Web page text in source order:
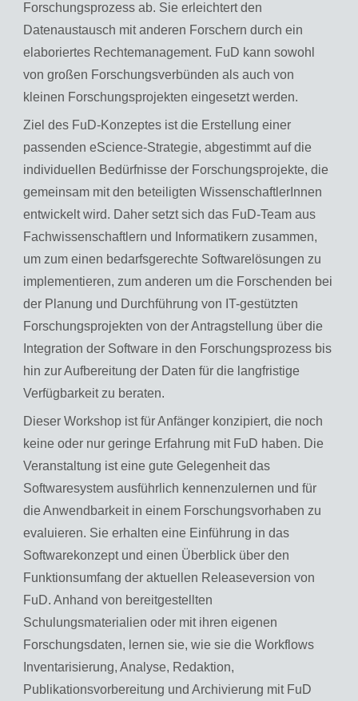
Forschungsprozess ab. Sie erleichtert den
Datenaustausch mit anderen Forschern durch ein
elaboriertes Rechtemanagement. FuD kann sowohl
von großen Forschungsverbünden als auch von
kleinen Forschungsprojekten eingesetzt werden.
Ziel des FuD-Konzeptes ist die Erstellung einer
passenden eScience-Strategie, abgestimmt auf die
individuellen Bedürfnisse der Forschungsprojekte, die
gemeinsam mit den beteiligten WissenschaftlerInnen
entwickelt wird. Daher setzt sich das FuD-Team aus
Fachwissenschaftlern und Informatikern zusammen,
um zum einen bedarfsgerechte Softwarelösungen zu
implementieren, zum anderen um die Forschenden bei
der Planung und Durchführung von IT-gestützten
Forschungsprojekten von der Antragstellung über die
Integration der Software in den Forschungsprozess bis
hin zur Aufbereitung der Daten für die langfristige
Verfügbarkeit zu beraten.
Dieser Workshop ist für Anfänger konzipiert, die noch
keine oder nur geringe Erfahrung mit FuD haben. Die
Veranstaltung ist eine gute Gelegenheit das
Softwaresystem ausführlich kennenzulernen und für
die Anwendbarkeit in einem Forschungsvorhaben zu
evaluieren. Sie erhalten eine Einführung in das
Softwarekonzept und einen Überblick über den
Funktionsumfang der aktuellen Releaseversion von
FuD. Anhand von bereitgestellten
Schulungsmaterialien oder mit ihren eigenen
Forschungsdaten, lernen sie, wie sie die Workflows
Inventarisierung, Analyse, Redaktion,
Publikationsvorbereitung und Archivierung mit FuD